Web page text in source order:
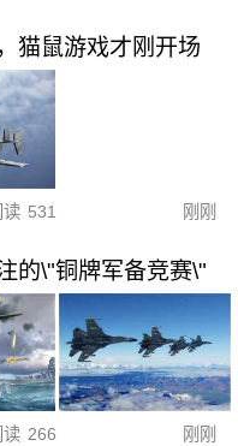
猫鼠游戏才刚开场
读 531 刚刚
的\"铜牌军备竞赛\"
读 266 刚刚